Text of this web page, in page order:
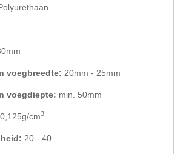
voegbreedte: 20mm - 25mm
voegdiepte: min. 50mm
0,125g/cm3
20 - 40